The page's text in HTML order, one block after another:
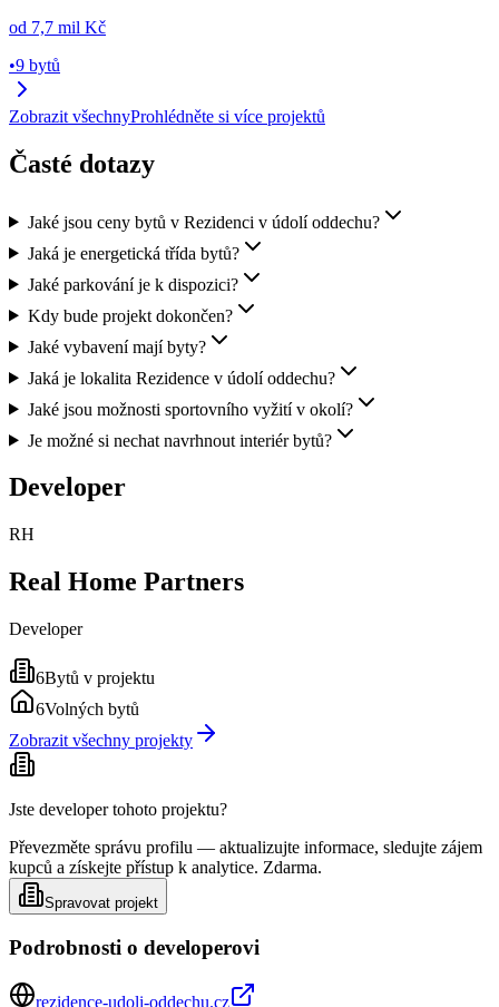
od 7,7 mil Kč
•9 bytů
Zobrazit všechnyProhlédněte si více projektů
Časté dotazy
Jaké jsou ceny bytů v Rezidenci v údolí oddechu?
Jaká je energetická třída bytů?
Jaké parkování je k dispozici?
Kdy bude projekt dokončen?
Jaké vybavení mají byty?
Jaká je lokalita Rezidence v údolí oddechu?
Jaké jsou možnosti sportovního vyžití v okolí?
Je možné si nechat navrhnout interiér bytů?
Developer
RH
Real Home Partners
Developer
6Bytů v projektu
6Volných bytů
Zobrazit všechny projekty
Jste developer tohoto projektu?
Převezměte správu profilu — aktualizujte informace, sledujte zájem
kupců a získejte přístup k analytice. Zdarma.
Spravovat projekt
Podrobnosti o developerovi
rezidence-udoli-oddechu.cz